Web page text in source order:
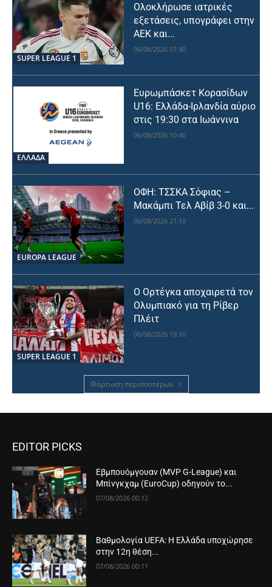
SUPER LEAGUE 1
Ολοκλήρωσε ιατρικές
εξετάσεις, υπογράφει στην
ΑΕΚ και...
06/08/2026 07:40
ΕΛΛΑΔΑ
Ευρωμπάσκετ Κορασίδων
U16: Ελλάδα-Ιρλανδία αύριο
στις 19:30 στα Ιωάννινα
06/08/2026 10:40
EUROPA LEAGUE
ΟΦΗ: ΤΣΣΚΑ Σόφιας –
Μακάμπι Τελ Αβίβ 3-0 και...
06/08/2026 21:10
SUPER LEAGUE 1
Ο Ορτέγκα αποχαιρετά τον
Ολυμπιακό για τη Ρίβερ
Πλέιτ
06/08/2026 19:10
Φόρτωση περισσοτέρων
EDITOR PICKS
Εβμπουόμγουαν (MVP G-League) και
Μπίνγκχαμ (EuroCup) οδηγούν το...
07/08/2026 00:12
Βαθμολογία UEFA: Η Ελλάδα υποχώρησε
στην 12η θέση...
07/08/2026 00:11